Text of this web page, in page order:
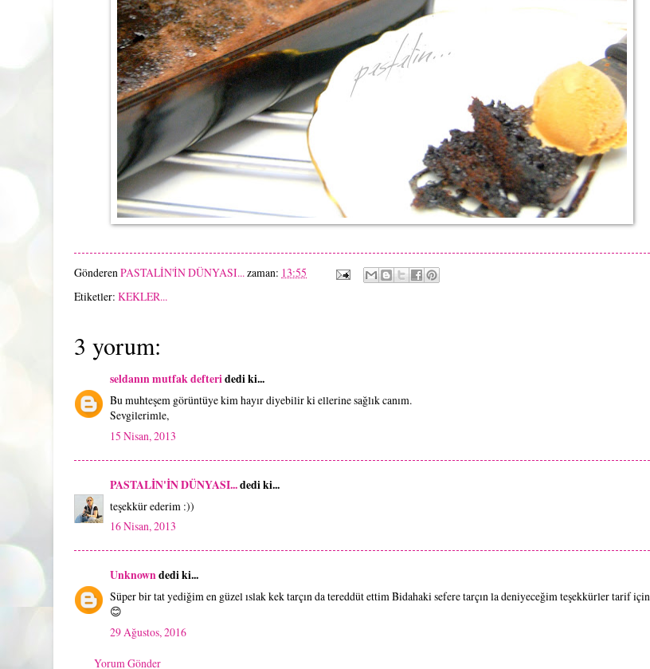
GönderenPASTALİN'İN DÜNYASI...zaman: 13:55
Etiketler: KEKLER...
3 yorum:
seldanın mutfak defteridedi ki...
Bu muhteşem görüntüye kim hayır diyebilir ki ellerine sağlık canım.
Sevgilerimle,
15 Nisan, 2013
PASTALİN'İN DÜNYASI...dedi ki...
teşekkür ederim :))
16 Nisan, 2013
Unknowndedi ki...
Süper bir tat yediğim en güzel ıslak kek tarçın da tereddüt ettim Bidahaki sefere tarçın la deniyeceğim teşekkürler tarif için
😊
29 Ağustos, 2016
Yorum Gönder